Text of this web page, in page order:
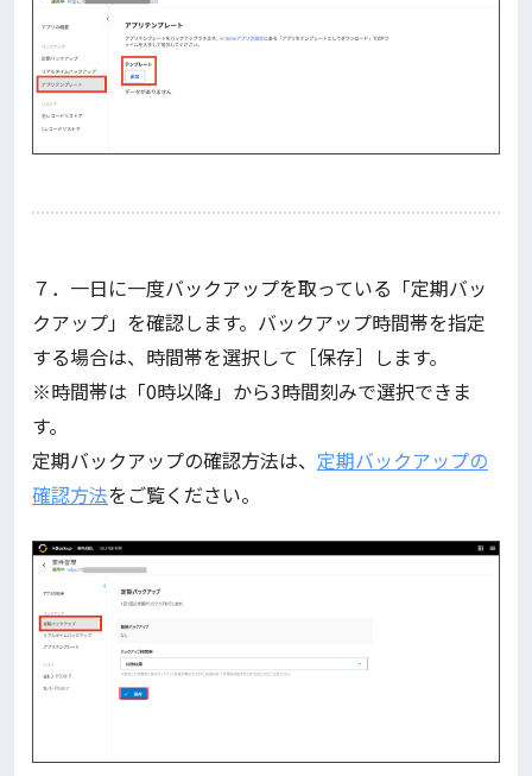
７．一日に一度バックアップを取っている「定期バッ
クアップ」を確認します。バックアップ時間帯を指定
する場合は、時間帯を選択して［保存］します。
※時間帯は「0時以降」から3時間刻みで選択できま
す。
定期バックアップの確認方法は、 定期バックアップの
確認方法をご覧ください。